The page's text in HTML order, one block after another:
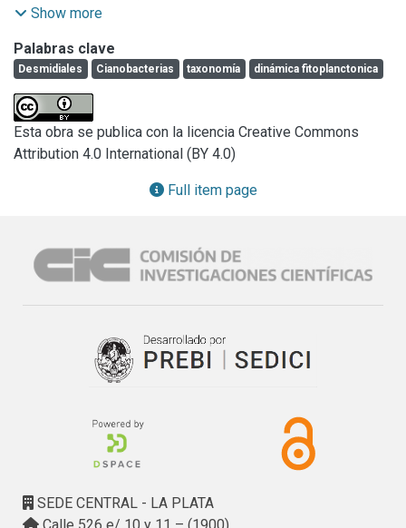
3.- Monitoreo de especies cianotóxicas presentes en las
4.- Taxonomía y ecología de Desmidias (Alga,
Zygophyceae) en esteros y lagunas de la Orinoquia
Colombiana.
5.- Cyanobacteria y cianotoxinas en agua de red.
Show more
Palabras clave
Desmidiales Cianobacterias taxonomía dinámica fitoplanctonica
Esta obra se publica con la licencia Creative Commons
Attribution 4.0 International (BY 4.0)
Full item page
SEDE CENTRAL - LA PLATA